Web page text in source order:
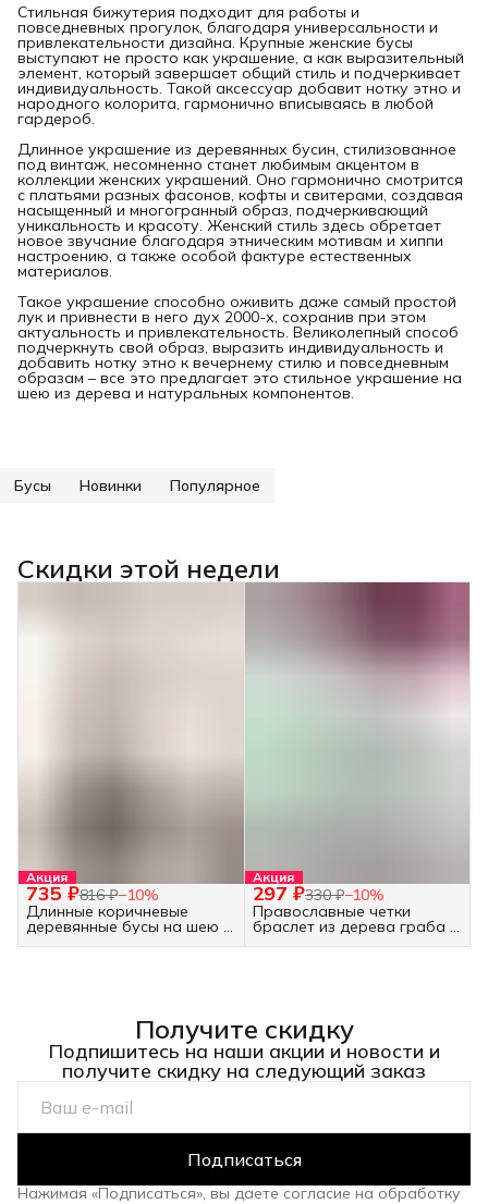
Стильная бижутерия подходит для работы и
повседневных прогулок, благодаря универсальности и
привлекательности дизайна. Крупные женские бусы
выступают не просто как украшение, а как выразительный
элемент, который завершает общий стиль и подчеркивает
индивидуальность. Такой аксессуар добавит нотку этно и
народного колорита, гармонично вписываясь в любой
гардероб.
Длинное украшение из деревянных бусин, стилизованное
под винтаж, несомненно станет любимым акцентом в
коллекции женских украшений. Оно гармонично смотрится
с платьями разных фасонов, кофты и свитерами, создавая
насыщенный и многогранный образ, подчеркивающий
уникальность и красоту. Женский стиль здесь обретает
новое звучание благодаря этническим мотивам и хиппи
настроению, а также особой фактуре естественных
материалов.
Такое украшение способно оживить даже самый простой
лук и привнести в него дух 2000-х, сохранив при этом
актуальность и привлекательность. Великолепный способ
подчеркнуть свой образ, выразить индивидуальность и
добавить нотку этно к вечернему стилю и повседневным
образам – все это предлагает это стильное украшение на
шею из дерева и натуральных компонентов.
Бусы Новинки Популярное
Скидки этой недели
Акция
735 ₽816 ₽−10%
Длинные коричневые
деревянные бусы на шею -
Акция
297 ₽330 ₽−10%
Православные четки
браслет из дерева граба -
Получите скидку
Подпишитесь на наши акции и новости и
получите скидку на следующий заказ
Подписаться
Нажимая «Подписаться», вы даете согласие на обработку